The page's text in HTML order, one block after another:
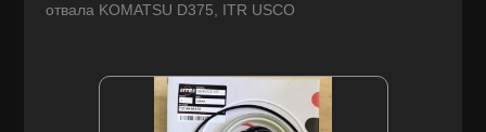
отвала KOMATSU D375, ITR USCO